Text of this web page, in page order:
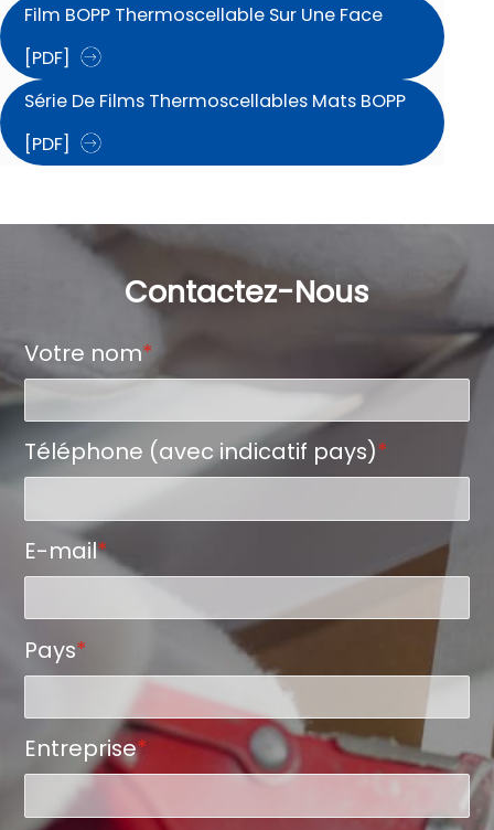
Film BOPP Thermoscellable Sur Une Face
[PDF]
Série De Films Thermoscellables Mats BOPP
[PDF]
Contactez-Nous
Votre nom*
Téléphone (avec indicatif pays)*
E-mail*
Pays*
Entreprise*